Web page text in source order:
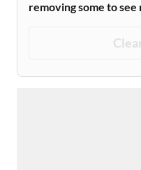
removing some to